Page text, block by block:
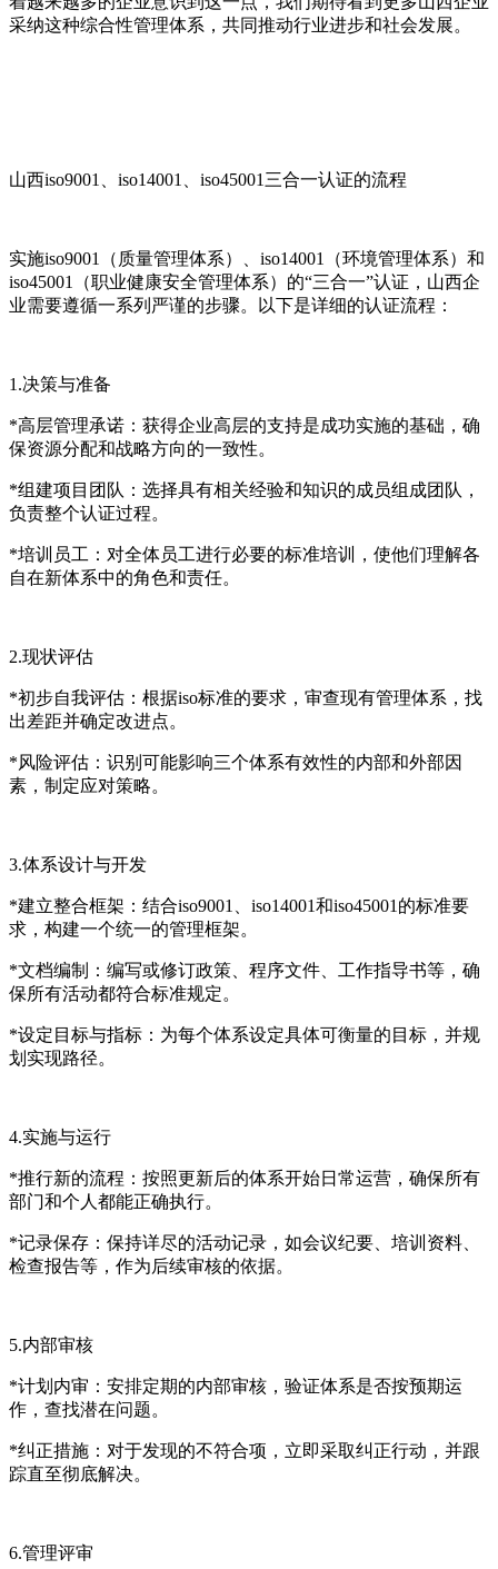
采纳这种综合性管理体系，共同推动行业进步和社会发展。
山西iso9001、iso14001、iso45001三合一认证的流程
实施iso9001（质量管理体系）、iso14001（环境管理体系）和
iso45001（职业健康安全管理体系）的“三合一”认证，山西企
业需要遵循一系列严谨的步骤。以下是详细的认证流程：
1.决策与准备
*高层管理承诺：获得企业高层的支持是成功实施的基础，确
保资源分配和战略方向的一致性。
*组建项目团队：选择具有相关经验和知识的成员组成团队，
负责整个认证过程。
*培训员工：对全体员工进行必要的标准培训，使他们理解各
自在新体系中的角色和责任。
2.现状评估
*初步自我评估：根据iso标准的要求，审查现有管理体系，找
出差距并确定改进点。
*风险评估：识别可能影响三个体系有效性的内部和外部因
素，制定应对策略。
3.体系设计与开发
*建立整合框架：结合iso9001、iso14001和iso45001的标准要
求，构建一个统一的管理框架。
*文档编制：编写或修订政策、程序文件、工作指导书等，确
保所有活动都符合标准规定。
*设定目标与指标：为每个体系设定具体可衡量的目标，并规
划实现路径。
4.实施与运行
*推行新的流程：按照更新后的体系开始日常运营，确保所有
部门和个人都能正确执行。
*记录保存：保持详尽的活动记录，如会议纪要、培训资料、
检查报告等，作为后续审核的依据。
5.内部审核
*计划内审：安排定期的内部审核，验证体系是否按预期运
作，查找潜在问题。
*纠正措施：对于发现的不符合项，立即采取纠正行动，并跟
踪直至彻底解决。
6.管理评审